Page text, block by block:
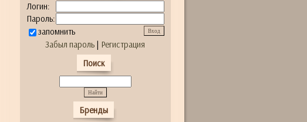
Логин:
Пароль:
запомнить
Забыл пароль | Регистрация
Поиск
Бренды